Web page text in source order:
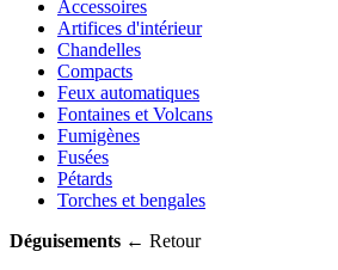
Accessoires
Artifices d'intérieur
Chandelles
Compacts
Feux automatiques
Fontaines et Volcans
Fumigènes
Fusées
Pétards
Torches et bengales
Déguisements ← Retour